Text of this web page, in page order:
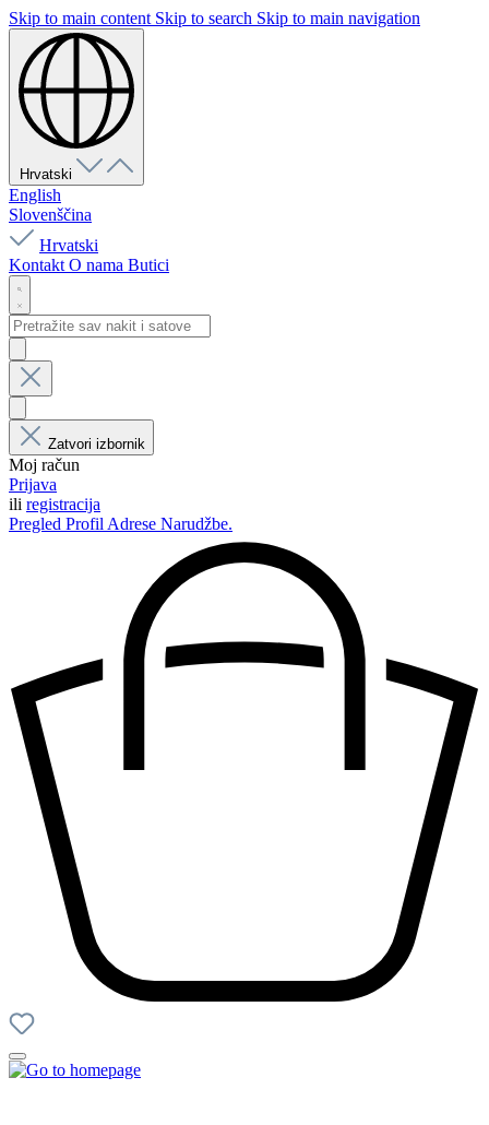
Skip to main content Skip to search Skip to main navigation
Hrvatski
English
Slovenščina
Hrvatski
Kontakt O nama Butici
Zatvori izbornik
Moj račun
Prijava
ili registracija
Pregled Profil Adrese Narudžbe.